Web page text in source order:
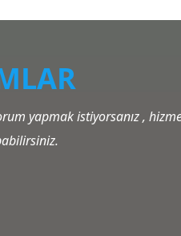
yapmak istiyorsanız ,